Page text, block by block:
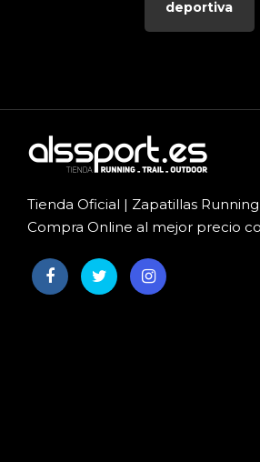
deportiva
Tienda Oficial | Zapatillas
Compra Online al mejor precio